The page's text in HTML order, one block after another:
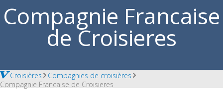
Compagnie Francaise
de Croisieres
Croisières
Compagnies de croisières
Compagnie Francaise de Croisieres